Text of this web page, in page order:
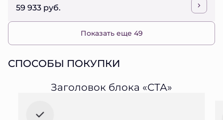
59 933 руб.
Показать еще 49
СПОСОБЫ ПОКУПКИ
Заголовок блока «СТА»